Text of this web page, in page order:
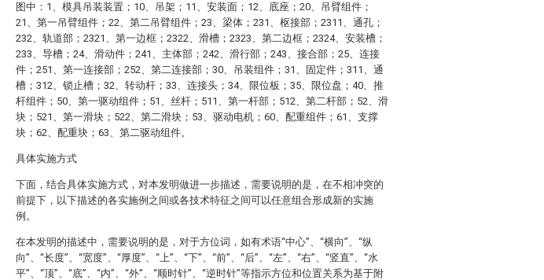
图中：1、模具吊装装置；10、吊架；11、安装面；12、底座；20、吊臂组件；
21、第一吊臂组件；22、第二吊臂组件；23、梁体；231、枢接部；2311、通孔；
232、轨道部；2321、第一边框；2322、滑槽；2323、第二边框；2324、安装槽；
233、导槽；24、滑动件；241、主体部；242、滑行部；243、接合部；25、连接
件；251、第一连接部；252、第二连接部；30、吊装组件；31、固定件；311、通
槽；312、锁止槽；32、转动杆；33、连接头；34、限位板；35、限位盘；40、推
杆组件；50、第一驱动组件；51、丝杆；511、第一杆部；512、第二杆部；52、滑
块；521、第一滑块；522、第二滑块；53、驱动电机；60、配重组件；61、支撑
块；62、配重块；63、第二驱动组件。
具体实施方式
下面，结合具体实施方式，对本发明做进一步描述，需要说明的是，在不相冲突的
前提下，以下描述的各实施例之间或各技术特征之间可以任意组合形成新的实施
例。
在本发明的描述中，需要说明的是，对于方位词，如有术语“中心”、“横向”、“纵
向”、“长度”、“宽度”、“厚度”、“上”、“下”、“前”、“后”、“左”、“右”、“竖直”、“水
平”、“顶”、“底”、“内”、“外”、“顺时针”、“逆时针”等指示方位和位置关系为基于附